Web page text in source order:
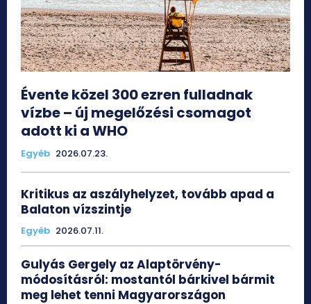
Évente közel 300 ezren fulladnak
vízbe – új megelőzési csomagot
adott ki a WHO
Egyéb 2026.07.23.
Kritikus az aszályhelyzet, tovább apad a
Balaton vízszintje
Egyéb 2026.07.11.
Gulyás Gergely az Alaptörvény-
módosításról: mostantól bárkivel bármit
meg lehet tenni Magyarországon